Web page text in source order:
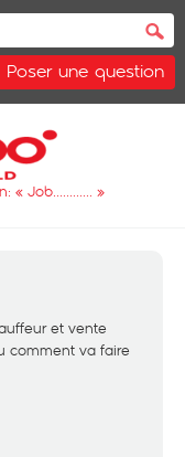
Poser une question
« Job............ »
et vente
comment va faire